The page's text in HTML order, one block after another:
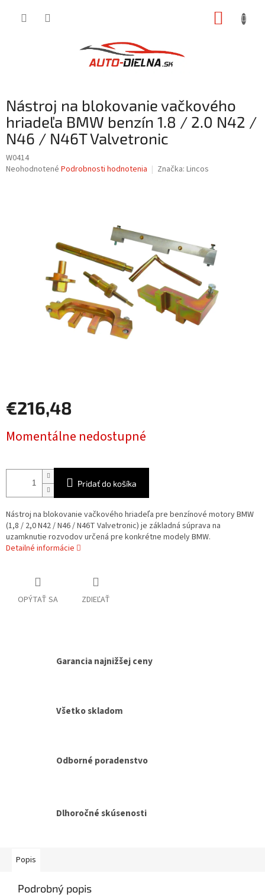
Nástroj na blokovanie vačkového
hriadeľa BMW benzín 1.8 / 2.0 N42 /
N46 / N46T Valvetronic
W0414
Priemerné
Neohodnotené Podrobnosti hodnotenia Značka: Lincos
€216,48
cena:
Momentálne nedostupné
Pridať do košíka
Nástroj na blokovanie vačkového hriadeľa pre benzínové motory BMW
(1,8 / 2,0 N42 / N46 / N46T Valvetronic) je základná súprava na
uzamknutie rozvodov určená pre konkrétne modely BMW.
Detailné informácie
OPÝTAŤ SA ZDIEĽAŤ
Garancia najnižšej ceny
Všetko skladom
Odborné poradenstvo
Dlhoročné skúsenosti
Popis
Podrobný popis